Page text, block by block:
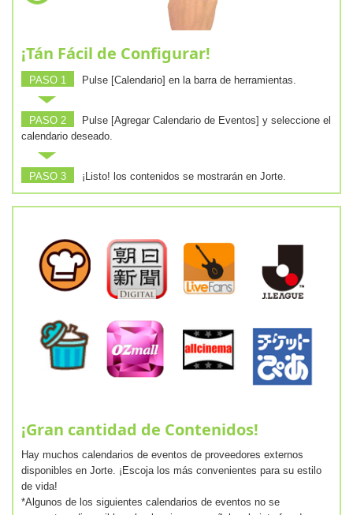
¡Tán Fácil de Configurar!
PASO 1 Pulse [Calendario] en la barra de herramientas.
PASO 2
Pulse [Agregar Calendario de Eventos] y seleccione el
calendario deseado.
PASO 3 ¡Listo! los contenidos se mostrarán en Jorte.
¡Gran cantidad de Contenidos!
Hay muchos calendarios de eventos de proveedores externos
disponibles en Jorte. ¡Escoja los más convenientes para su estilo
de vida!
*Algunos de los siguientes calendarios de eventos no se